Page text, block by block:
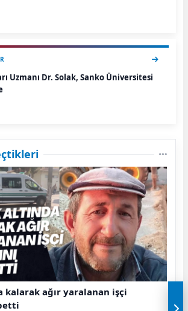
Uzmanı Dr. Solak, Sanko Üniversitesi
kalarak ağır yaralanan işçi